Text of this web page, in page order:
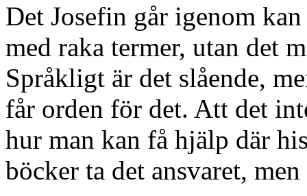
Det Josefin går igenom
med raka termer, utan det
Språkligt är det slående,
får orden för det. Att det
hur man kan få hjälp där
böcker ta det ansvaret,